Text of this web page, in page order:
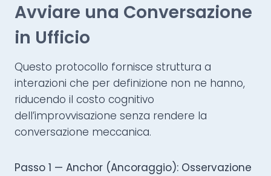
Avviare una Conversazione
in Ufficio
Questo protocollo fornisce struttura a
interazioni che per definizione non ne hanno,
riducendo il costo cognitivo
dell’improvvisazione senza rendere la
conversazione meccanica.
Passo 1 — Anchor (Ancoraggio): Osservazione